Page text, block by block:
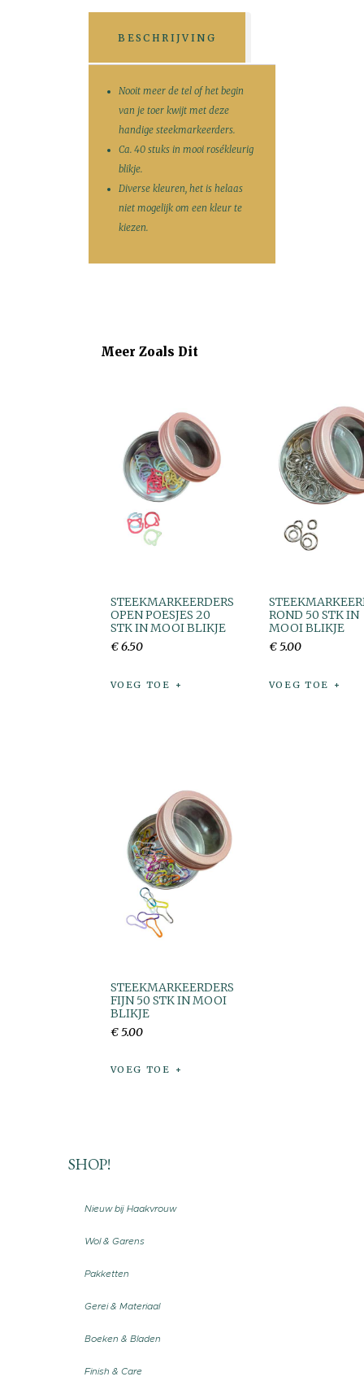
BESCHRIJVING
Nooit meer de tel of het begin
van je toer kwijt met deze
handige steekmarkeerders.
Ca. 40 stuks in mooi rosékleurig
blikje.
Diverse kleuren, het is helaas
niet mogelijk om een kleur te
kiezen.
Meer Zoals Dit
STEEKMARKEERDERS
OPEN POESJES 20
STK IN MOOI BLIKJE
€ 6.50
VOEG TOE
ROND 50 STK IN
MOOI BLIKJE
€ 5.00
VOEG TOE
STEEKMARKEERDERS
FIJN 50 STK IN MOOI
BLIKJE
€ 5.00
VOEG TOE
SHOP!
Nieuw bij Haakvrouw
Wol & Garens
Pakketten
Gerei & Materiaal
Boeken & Bladen
Finish & Care